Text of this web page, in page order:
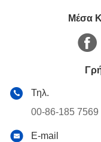
Μέσα
Τηλ.
00-86-185 7569
E-mail